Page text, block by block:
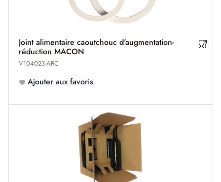
Joint alimentaire caoutchouc d'augmentation-
réduction MACON
V104023-ARC
Ajouter aux favoris